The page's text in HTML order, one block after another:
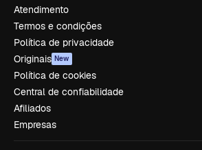
Atendimento
Termos e condições
Política de privacidade
Originais New
Política de cookies
Central de confiabilidade
Afiliados
Empresas